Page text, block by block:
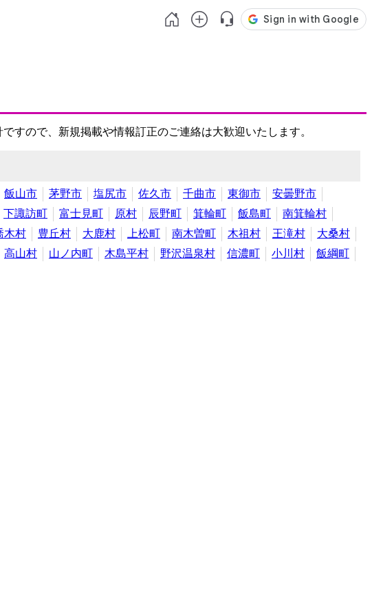
すので、新規掲載や情報訂正のご連絡は大歓迎いたします。
飯山市 茅野市 塩尻市 佐久市 千曲市 東御市
安曇野市
下諏訪町 富士見町 原村 辰野町 箕輪町 飯島町
南箕輪村
木村 豊丘村 大鹿村 上松町 南木曽町 木祖村 王滝村
大桑村
高山村 山ノ内町 木島平村 野沢温泉村 信濃町 小川村
飯綱町